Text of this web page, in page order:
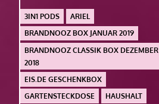
3IN1 PODS
ARIEL
BRANDNOOZ BOX JANUAR 2019
BRANDNOOZ CLASSIK BOX DEZEMBER
2018
EIS.DE GESCHENKBOX
GARTENSTECKDOSE
HAUSHALT